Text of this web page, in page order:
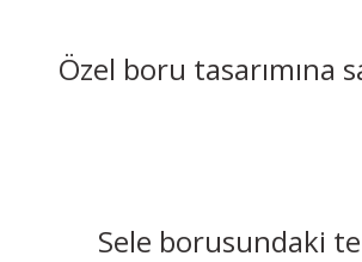
Özel boru
Sele borusundaki